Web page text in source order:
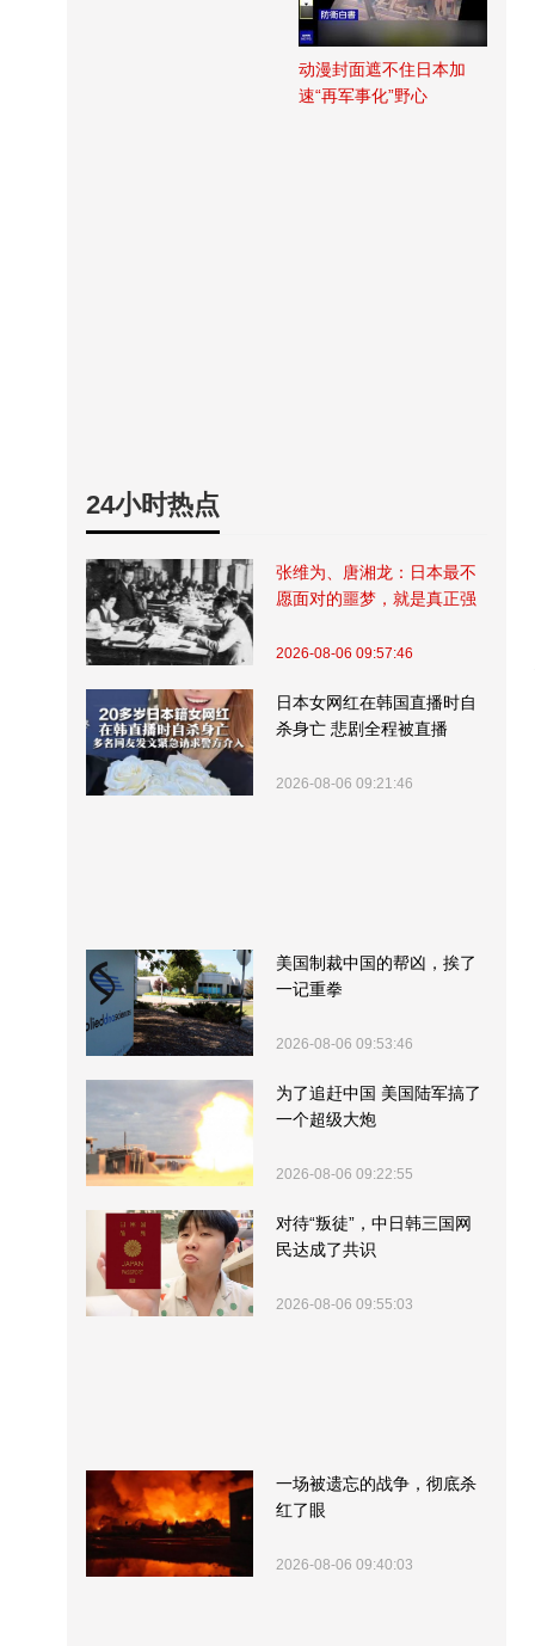
动漫封面遮不住日本加
速“再军事化”野心
24小时热点
张维为、唐湘龙：日本最不
愿面对的噩梦，就是真正强
2026-08-06 09:57:46
日本女网红在韩国直播时自
杀身亡 悲剧全程被直播
2026-08-06 09:21:46
美国制裁中国的帮凶，挨了
一记重拳
2026-08-06 09:53:46
为了追赶中国 美国陆军搞了
一个超级大炮
2026-08-06 09:22:55
对待“叛徒”，中日韩三国网
民达成了共识
2026-08-06 09:55:03
一场被遗忘的战争，彻底杀
红了眼
2026-08-06 09:40:03